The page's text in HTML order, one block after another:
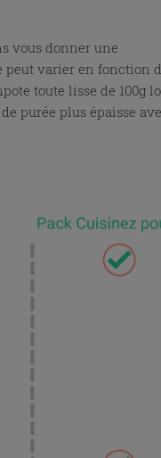
vous donner une
peut varier en fonction
toute lisse de 100g
purée plus épaisse